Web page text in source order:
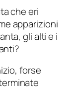
che eri
apparizioni
gli alti e i
forse